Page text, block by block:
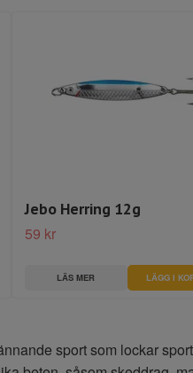
Jebo Herring 12g
59 kr
LÄS MER LÄGG I
sport som lockar